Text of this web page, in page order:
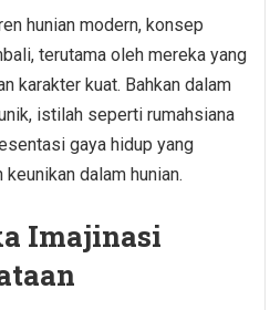
hunian modern, konsep
terutama oleh mereka yang
karakter kuat. Bahkan dalam
istilah seperti rumahsiana
gaya hidup yang
dalam hunian.
Imajinasi